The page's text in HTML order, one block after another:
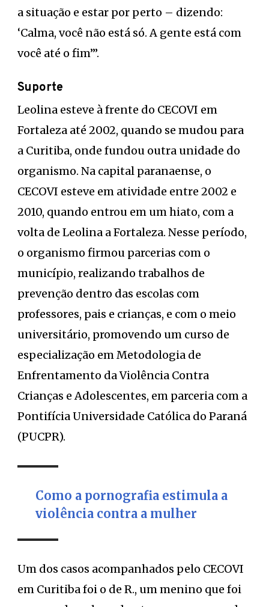
a situação e estar por perto – dizendo:
‘Calma, você não está só. A gente está com
você até o fim’”.
Suporte
Leolina esteve à frente do CECOVI em
Fortaleza até 2002, quando se mudou para
a Curitiba, onde fundou outra unidade do
organismo. Na capital paranaense, o
CECOVI esteve em atividade entre 2002 e
2010, quando entrou em um hiato, com a
volta de Leolina a Fortaleza. Nesse período,
o organismo firmou parcerias com o
município, realizando trabalhos de
prevenção dentro das escolas com
professores, pais e crianças, e com o meio
universitário, promovendo um curso de
especialização em Metodologia de
Enfrentamento da Violência Contra
Crianças e Adolescentes, em parceria com a
Pontifícia Universidade Católica do Paraná
(PUCPR).
Como a pornografia estimula a
violência contra a mulher
Um dos casos acompanhados pelo CECOVI
em Curitiba foi o de R., um menino que foi